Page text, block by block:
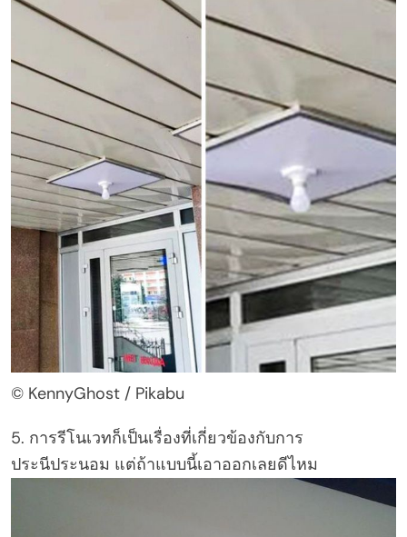
© KennyGhost / Pikabu
5. การรีโนเวทก็เป็นเรื่องที่เกี่ยวข้องกับการ
ประนีประนอม แต่ถ้าแบบนี้เอาออกเลยดีไหม